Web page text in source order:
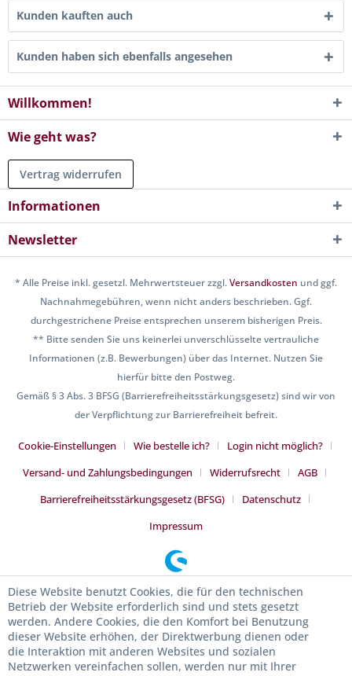
Kunden kauften auch
Kunden haben sich ebenfalls angesehen
Willkommen!
Wie geht was?
Vertrag widerrufen
Informationen
Newsletter
* Alle Preise inkl. gesetzl. Mehrwertsteuer zzgl.Versandkosten und ggf.
Nachnahmegebühren, wenn nicht anders beschrieben. Ggf.
durchgestrichene Preise entsprechen unserem bisherigen Preis.
** Bitte senden Sie uns keinerlei unverschlüsselte vertrauliche
Informationen (z.B. Bewerbungen) über das Internet. Nutzen Sie
hierfür bitte den Postweg.
Gemäß § 3 Abs. 3 BFSG (Barrierefreiheitsstärkungsgesetz) sind wir von
der Verpflichtung zur Barrierefreiheit befreit.
Cookie-Einstellungen Wie bestelle ich?
Login nicht möglich?
Versand- und Zahlungsbedingungen
Widerrufsrecht
AGB
Barrierefreiheitsstärkungsgesetz (BFSG)
Datenschutz
Impressum
Diese Website benutzt Cookies, die für den technischen
Betrieb der Website erforderlich sind und stets gesetzt
werden. Andere Cookies, die den Komfort bei Benutzung
dieser Website erhöhen, der Direktwerbung dienen oder
die Interaktion mit anderen Websites und sozialen
Netzwerken vereinfachen sollen, werden nur mit Ihrer